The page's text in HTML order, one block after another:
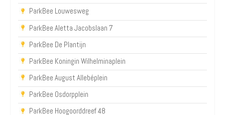
ParkBee Louwesweg
ParkBee Aletta Jacobslaan 7
ParkBee De Plantijn
ParkBee Koningin Wilhelminaplein
ParkBee August Allebéplein
ParkBee Osdorpplein
ParkBee Hoogoorddreef 48